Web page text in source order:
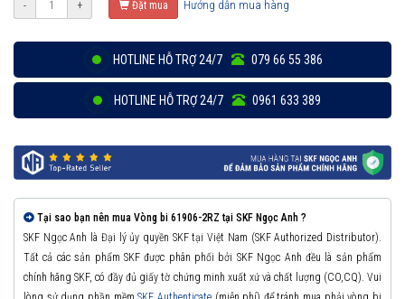
- + Đặt mua Hướng dẫn mua hàng
HOTLINE HỖ TRỢ 24/7 079 66 55 386
HOTLINE HỖ TRỢ 24/7 0961 633 389
Tại sao bạn nên mua Vòng bi 61906-2RZ tại SKF Ngọc Anh ?
SKF Ngọc Anh là Đại lý ủy quyền SKF tại Việt Nam (SKF Authorized Distributor).
Tất cả các sản phẩm SKF được phân phối bởi SKF Ngọc Anh đều là sản phẩm
chính hãng SKF, có đầy đủ giấy tờ chứng minh xuất xứ và chất lượng (CO,CQ). Vui